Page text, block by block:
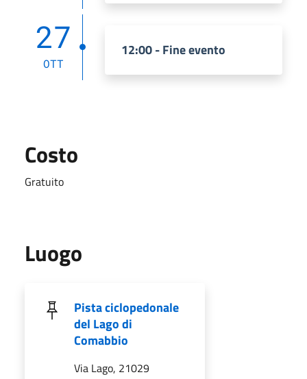
27
OTT
12:00 - Fine evento
Costo
Gratuito
Luogo
Pista ciclopedonale
del Lago di
Comabbio
Via Lago, 21029